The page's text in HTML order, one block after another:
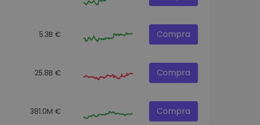
5.3B € Compra
25.8B € Compra
381.0M € Compra